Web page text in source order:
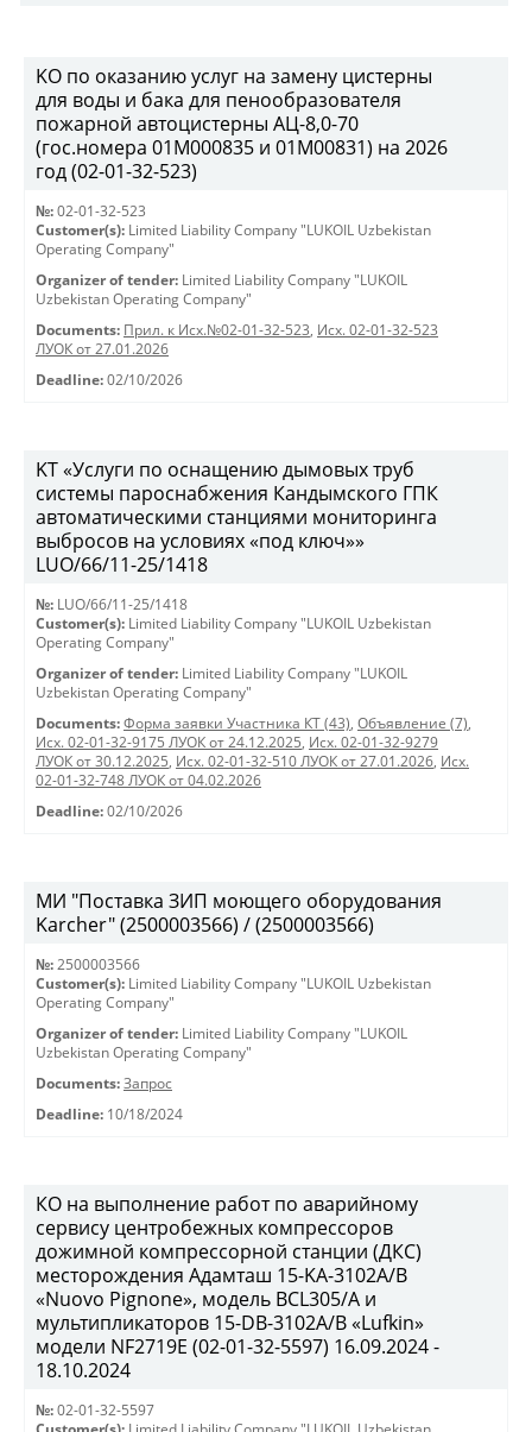
KO по оказанию услуг на замену цистерны
для воды и бака для пенообразователя
пожарной автоцистерны АЦ-8,0-70
(гос.номера 01М000835 и 01М00831) на 2026
год (02-01-32-523)
№: 02-01-32-523
Customer(s): Limited Liability Company "LUKOIL Uzbekistan
Operating Company"
Organizer of tender: Limited Liability Company "LUKOIL
Uzbekistan Operating Company"
Documents: Прил. к Исх.№02-01-32-523, Исх. 02-01-32-523
ЛУОК от 27.01.2026
Deadline: 02/10/2026
KT «Услуги по оснащению дымовых труб
системы пароснабжения Кандымского ГПК
автоматическими станциями мониторинга
выбросов на условиях «под ключ»»
LUO/66/11-25/1418
№: LUO/66/11-25/1418
Customer(s): Limited Liability Company "LUKOIL Uzbekistan
Operating Company"
Organizer of tender: Limited Liability Company "LUKOIL
Uzbekistan Operating Company"
Documents: Форма заявки Участника КТ (43), Объявление (7),
Исх. 02-01-32-9175 ЛУОК от 24.12.2025, Исх. 02-01-32-9279
ЛУОК от 30.12.2025, Исх. 02-01-32-510 ЛУОК от 27.01.2026, Исх.
02-01-32-748 ЛУОК от 04.02.2026
Deadline: 02/10/2026
МИ "Поставка ЗИП моющего оборудования
Karcher" (2500003566) / (2500003566)
№: 2500003566
Customer(s): Limited Liability Company "LUKOIL Uzbekistan
Operating Company"
Organizer of tender: Limited Liability Company "LUKOIL
Uzbekistan Operating Company"
Documents: Запрос
Deadline: 10/18/2024
КО на выполнение работ по аварийному
сервису центробежных компрессоров
дожимной компрессорной станции (ДКС)
месторождения Адамташ 15-KA-3102А/В
«Nuovo Pignone», модель BCL305/A и
мультипликаторов 15-DB-3102A/B «Lufkin»
модели NF2719Е (02-01-32-5597) 16.09.2024 -
18.10.2024
№: 02-01-32-5597